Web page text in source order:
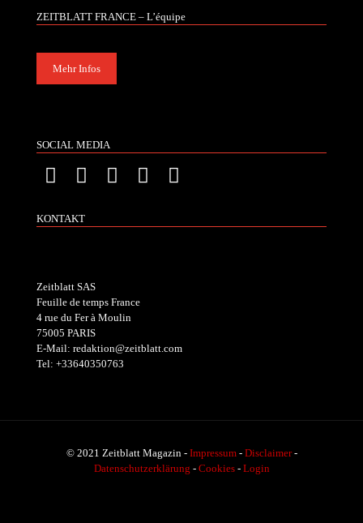
ZEITBLATT FRANCE – L’équipe
Mehr Infos
SOCIAL MEDIA
KONTAKT
Zeitblatt SAS
Feuille de temps France
4 rue du Fer à Moulin
75005 PARIS
E-Mail: redaktion@zeitblatt.com
Tel: +33640350763
© 2021 Zeitblatt Magazin - Impressum- Disclaimer-
Datenschutzerklärung - Cookies- Login